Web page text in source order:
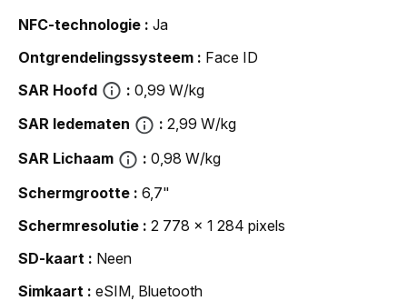
NFC-technologie
Ja
Ontgrendelingssysteem
Face ID
SAR Hoofd
0,99 W/kg
SAR ledematen
2,99 W/kg
SAR Lichaam
0,98 W/kg
Schermgrootte
6,7"
Schermresolutie
2 778 x 1 284 pixels
SD-kaart
Neen
Simkaart
eSIM, Bluetooth